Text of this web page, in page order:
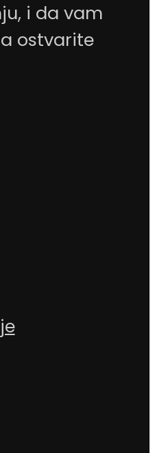
i da vam
ostvarite